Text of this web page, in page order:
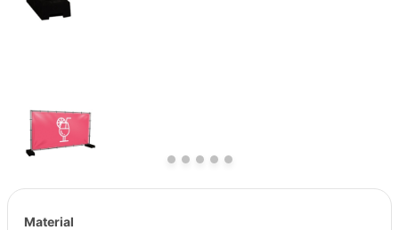
Material